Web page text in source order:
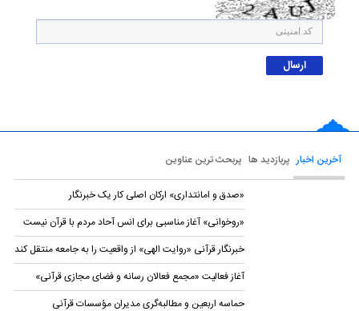
آخرین اخبار پربازدید ها پربحث ترین عناوین
«صدق و امانتداری» ارکان اصلی کار یک خبرنگار
«روخوانی» آغاز مناسبی برای انس آحاد مردم با قرآن نیست
خبرنگار قرآنی «روایت الهی» از واقعیت را به جامعه منتقل کند
آغاز فعالیت «مجمع فعالان رسانه و فضای مجازی قرآنی»
حماسه اربعین و مطالبه‌گری مدیران مؤسسات قرآنی